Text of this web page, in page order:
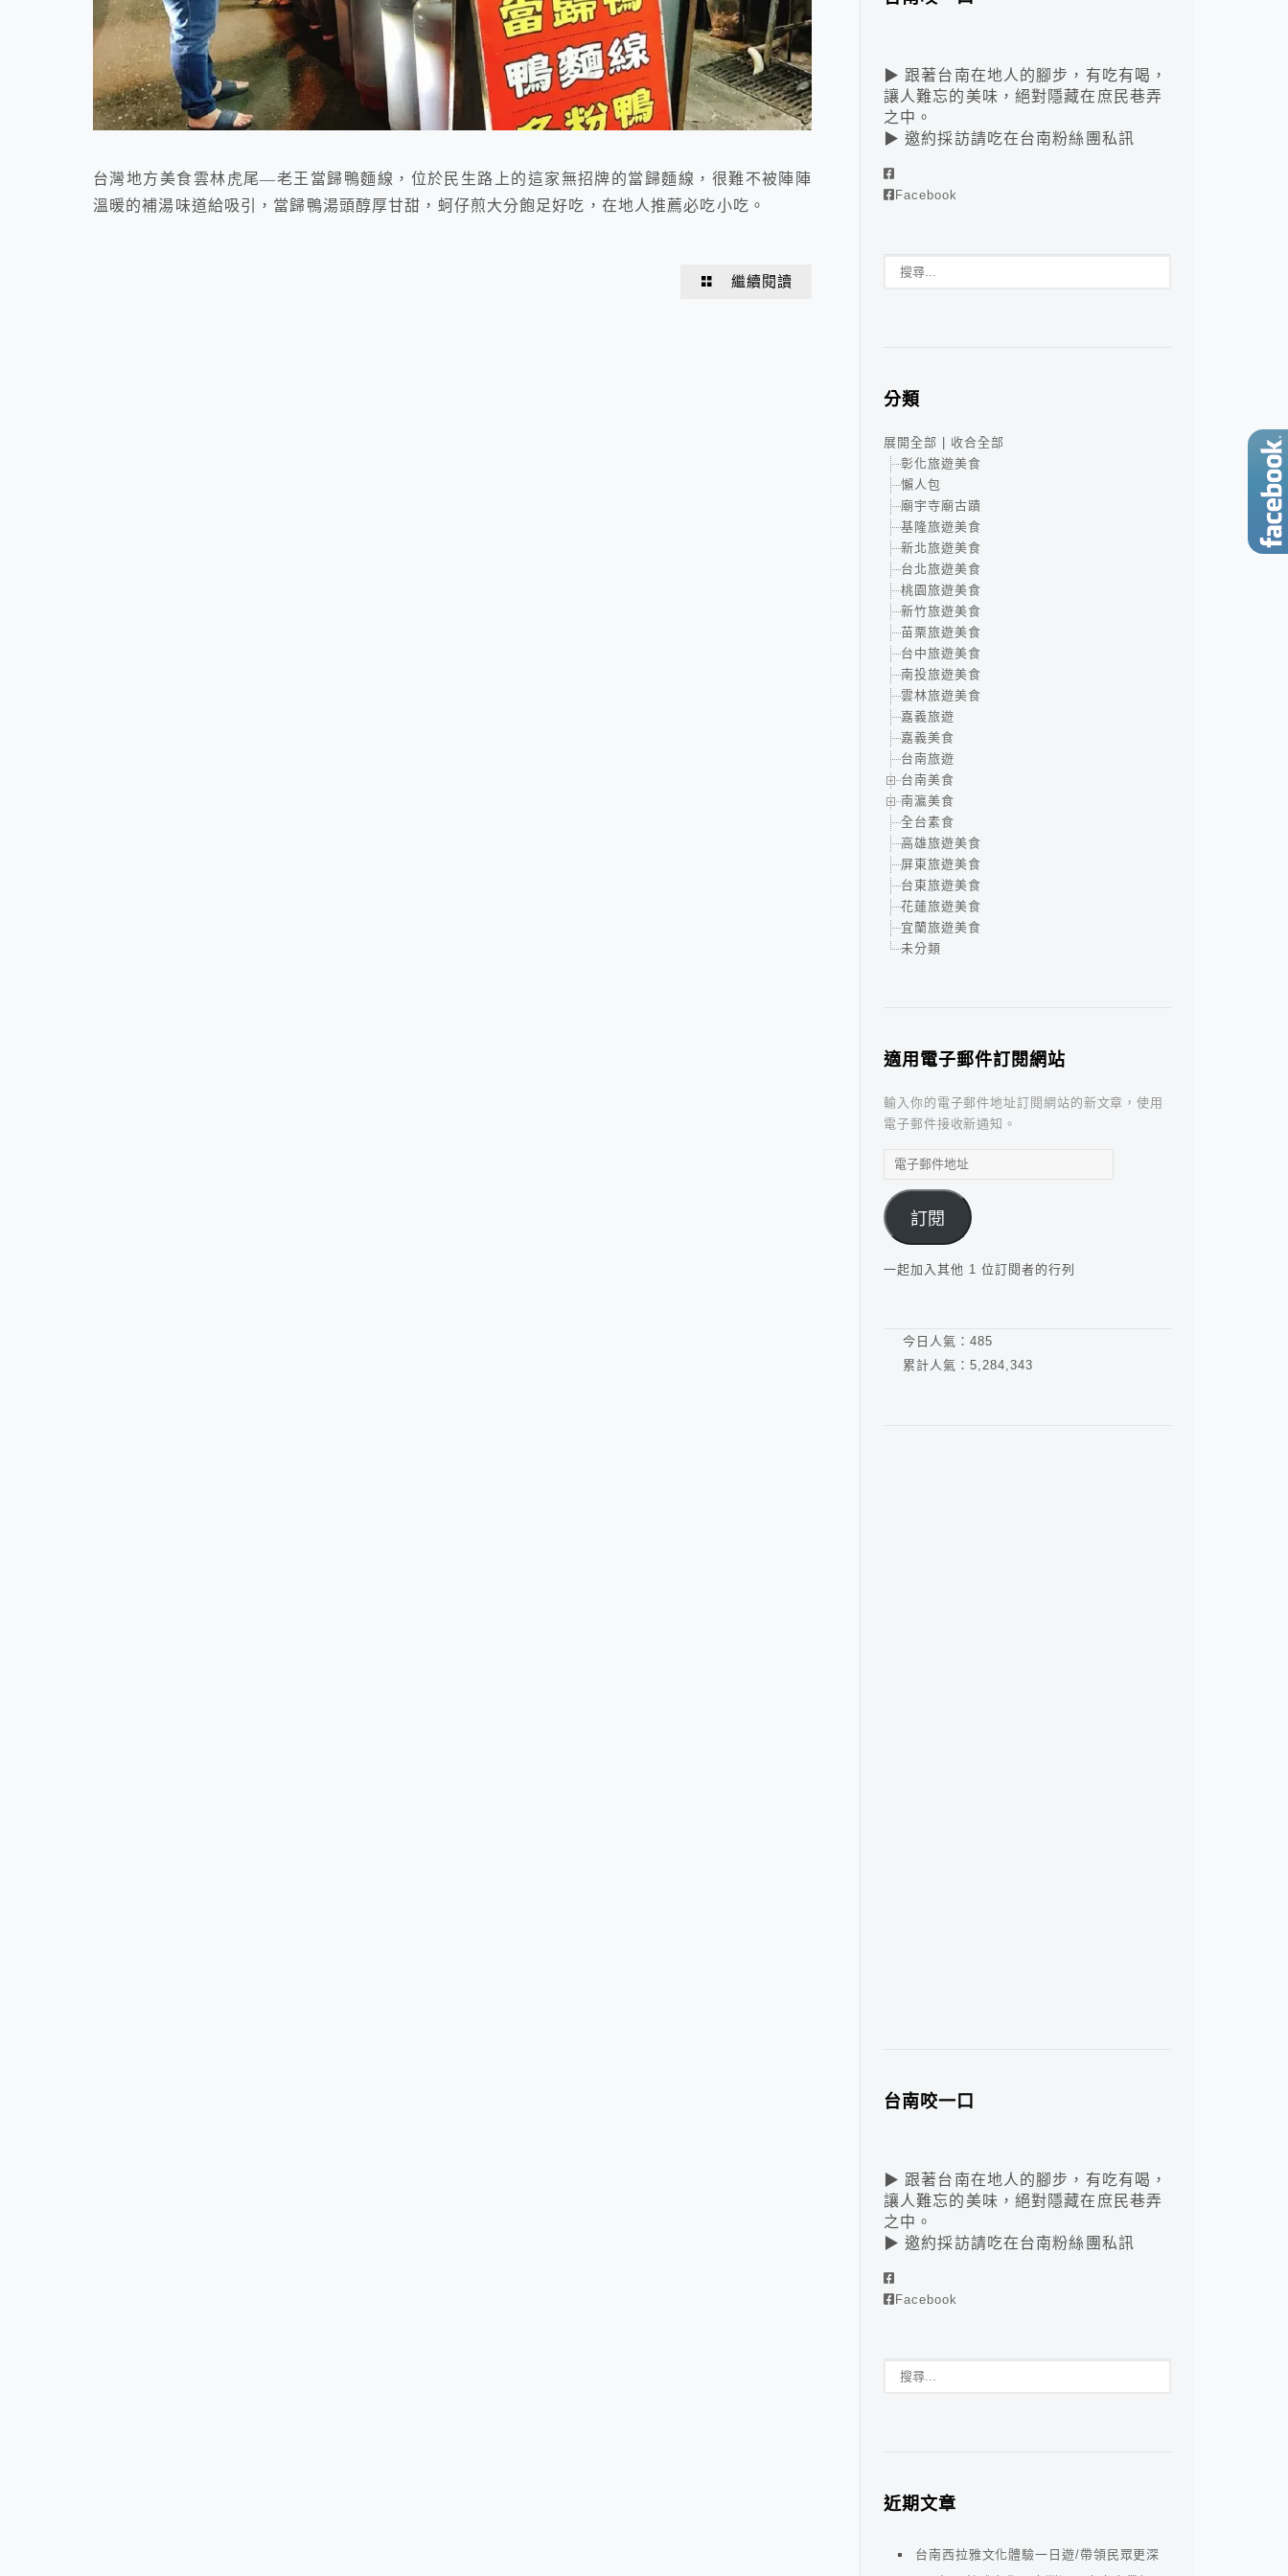
台灣地方美食雲林虎尾—老王當歸鴨麵線，位於民生路上的這家無招牌的當歸麵線，很難不被陣陣
溫暖的補湯味道給吸引，當歸鴨湯頭醇厚甘甜，蚵仔煎大分飽足好吃，在地人推薦必吃小吃。
繼續閱讀
▶ 跟著台南在地人的腳步，有吃有喝，
讓人難忘的美味，絕對隱藏在庶民巷弄
之中。
▶ 邀約採訪請吃在台南粉絲團私訊
Facebook
分類
展開全部
收合全部
彰化旅遊美食
懶人包
廟宇寺廟古蹟
基隆旅遊美食
新北旅遊美食
台北旅遊美食
桃園旅遊美食
新竹旅遊美食
苗栗旅遊美食
台中旅遊美食
南投旅遊美食
雲林旅遊美食
嘉義旅遊
嘉義美食
台南旅遊
台南美食
南瀛美食
全台素食
高雄旅遊美食
屏東旅遊美食
台東旅遊美食
花蓮旅遊美食
宜蘭旅遊美食
未分類
適用電子郵件訂閱網站
輸入你的電子郵件地址訂閱網站的新文章，使用
電子郵件接收新通知。
電
郵
件
地
址
訂閱
一起加入其他 1 位訂閱者的行列
今日人氣： 485
累計人氣： 5,284,343
台南咬一口
▶ 跟著台南在地人的腳步，有吃有喝，
讓人難忘的美味，絕對隱藏在庶民巷弄
之中。
▶ 邀約採訪請吃在台南粉絲團私訊
Facebook
近期文章
台南西拉雅文化體驗一日遊/帶領民眾更深